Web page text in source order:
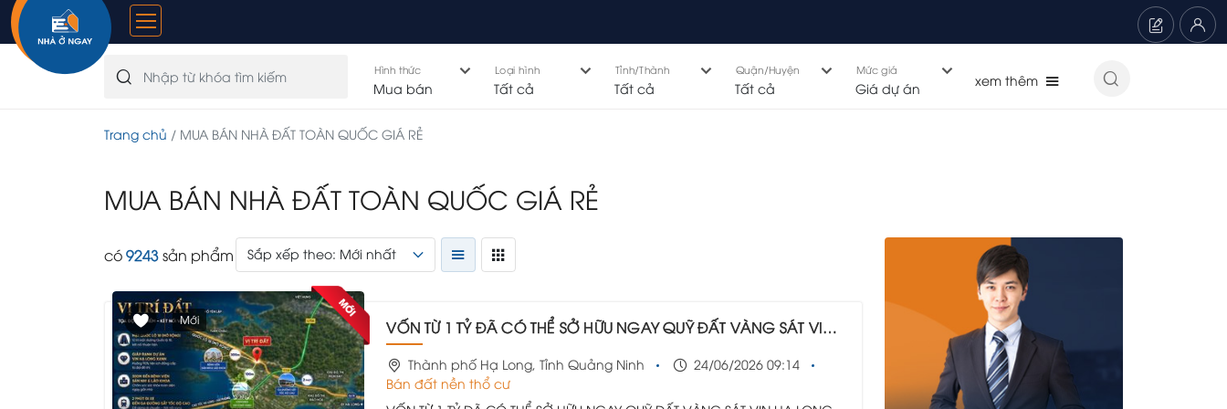
Mua bán
Hình thức
Tất cả
Loại hình
Tất cả
Tỉnh/Thành
Tất cả
Quận/Huyện
Giá dự án
Mức giá
Trang chủ MUA BÁN NHÀ ĐẤT TOÀN QUỐC GIÁ RẺ
MUA BÁN NHÀ ĐẤT TOÀN QUỐC GIÁ RẺ
có9243sản phẩm Sắp xếp theo: Mới nhất
Mới VỐN TỪ 1 TỶ ĐÃ CÓ THỂ SỞ HỮU NGAY QUỸ ĐẤT VÀNG SÁT VIN HẠ LONG XANH - GẦN GA TOD HN-QN
Thành phố Hạ Long, Tỉnh Quảng Ninh
24/06/2026 09:14
Bán đất nền thổ cư